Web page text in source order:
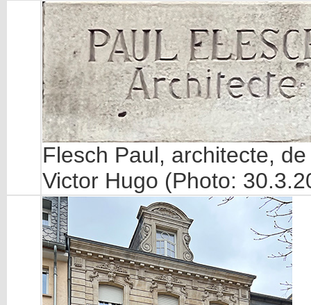
Flesch Paul, architecte,
Victor Hugo (Photo: